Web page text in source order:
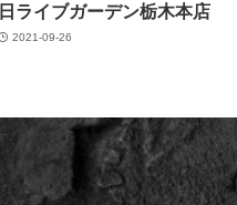
日ライブガーデン栃木本店
2021-09-26